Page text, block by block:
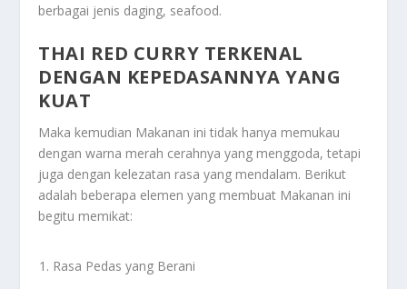
berbagai jenis daging, seafood.
THAI RED CURRY TERKENAL
DENGAN KEPEDASANNYA YANG
KUAT
Maka kemudian Makanan ini tidak hanya memukau
dengan warna merah cerahnya yang menggoda, tetapi
juga dengan kelezatan rasa yang mendalam. Berikut
adalah beberapa elemen yang membuat Makanan ini
begitu memikat:
Rasa Pedas yang Berani